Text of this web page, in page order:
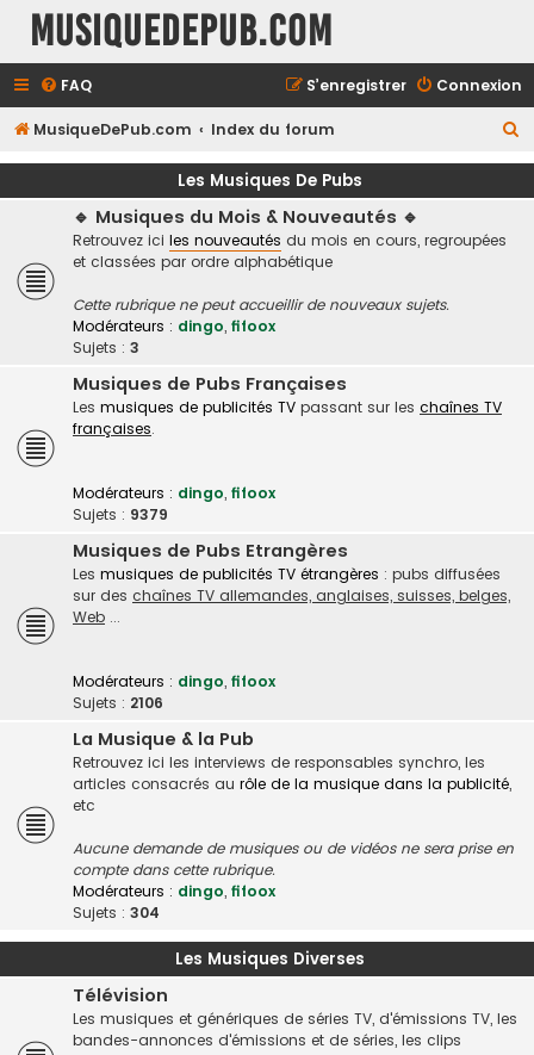
MusiqueDePub.com
FAQ Connexion
S’enregistrer
MusiqueDePub.com Index du forum
e
Les Musiques De Pubs
🔹 Musiques du Mois & Nouveautés 🔹
Retrouvez ici les nouveautés du mois en cours, regroupées
et classées par ordre alphabétique
Cette rubrique ne peut accueillir de nouveaux sujets.
Modérateurs : dingo, fifoox
Sujets : 3
Musiques de Pubs Françaises
Les musiques de publicités TV passant sur les chaînes TV
françaises.
Modérateurs : dingo, fifoox
Sujets : 9379
Musiques de Pubs Etrangères
Les musiques de publicités TV étrangères : pubs diffusées
sur des chaînes TV allemandes, anglaises, suisses, belges,
Web ...
Modérateurs : dingo, fifoox
Sujets : 2106
La Musique & la Pub
Retrouvez ici les interviews de responsables synchro, les
articles consacrés au rôle de la musique dans la publicité,
etc
Aucune demande de musiques ou de vidéos ne sera prise en
compte dans cette rubrique.
Modérateurs : dingo, fifoox
Sujets : 304
Les Musiques Diverses
Télévision
Les musiques et génériques de séries TV, d'émissions TV, les
bandes-annonces d'émissions et de séries, les clips